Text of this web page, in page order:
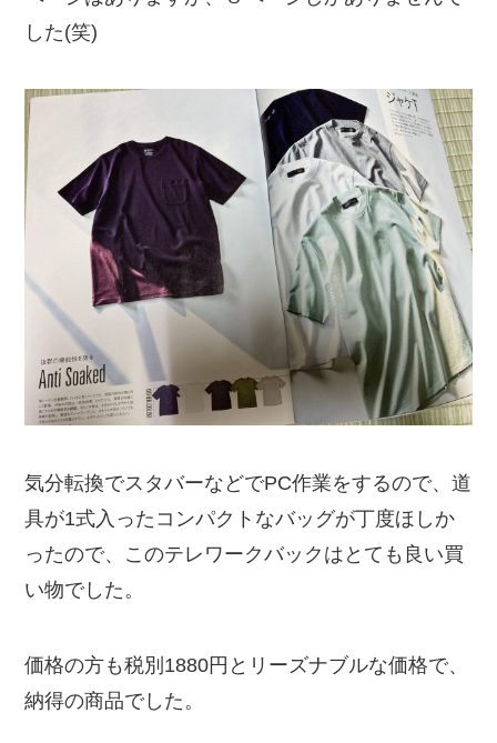
した(笑)
気分転換でスタバーなどでPC作業をするので、道
具が1式入ったコンパクトなバッグが丁度ほしか
ったので、このテレワークバックはとても良い買
い物でした。
価格の方も税別1880円とリーズナブルな価格で、
納得の商品でした。